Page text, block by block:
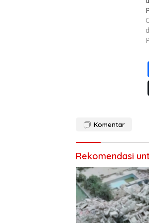
Komentar
Rekomendasi